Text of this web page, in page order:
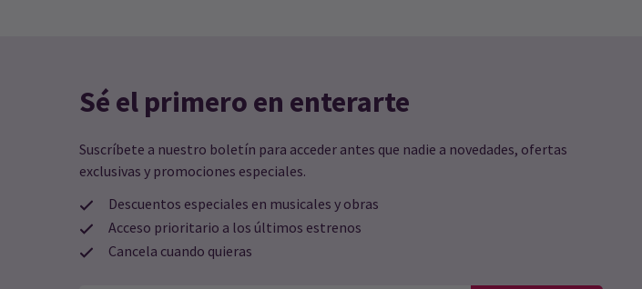
Sé el primero en enterarte
Suscríbete a nuestro boletín para acceder antes que nadie a novedades, ofertas
exclusivas y promociones especiales.
Descuentos especiales en musicales y obras
Acceso prioritario a los últimos estrenos
Cancela cuando quieras